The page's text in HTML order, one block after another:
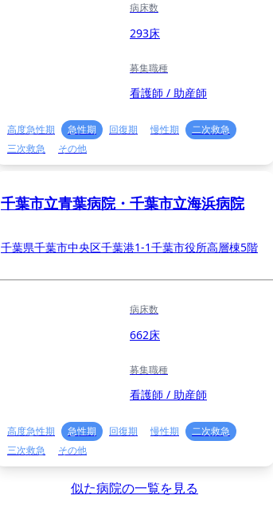
病床数
293床
募集職種
看護師 / 助産師
高度急性期 急性期 回復期 慢性期
二次救急
三次救急
その他
千葉市立青葉病院・千葉市立海浜病院
千葉県千葉市中央区千葉港1-1千葉市役所高層棟5階
病床数
662床
募集職種
看護師 / 助産師
高度急性期 急性期 回復期 慢性期
二次救急
三次救急
その他
似た病院の一覧を見る